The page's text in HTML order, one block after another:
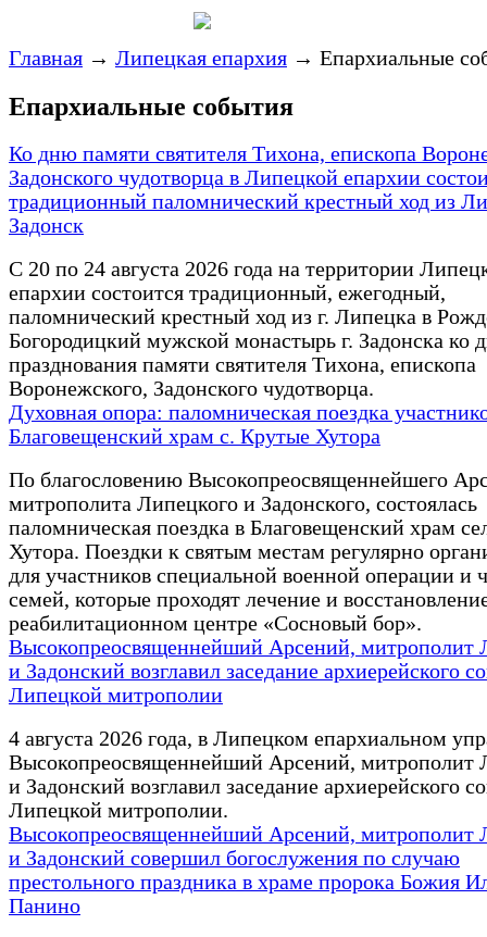
Главная → Липецкая епархия → Епархиальные
Епархиальные события
Ко дню памяти святителя Тихона, епископа
Задонского чудотворца в Липецкой епархии
традиционный паломнический крестный ход из
Задонск
С 20 по 24 августа 2026 года на территории
епархии состоится традиционный, ежегодный,
паломнический крестный ход из г. Липецка в
Богородицкий мужской монастырь г. Задонска ко
празднования памяти святителя Тихона, епископа
Воронежского, Задонского чудотворца.
Духовная опора: паломническая поездка
Благовещенский храм с. Крутые Хутора
По благословению Высокопреосвященнейшего
митрополита Липецкого и Задонского, состоялась
паломническая поездка в Благовещенский храм
Хутора. Поездки к святым местам регулярно
для участников специальной военной операции и
семей, которые проходят лечение и
реабилитационном центре «Сосновый бор».
Высокопреосвященнейший Арсений, митрополит
и Задонский возглавил заседание архиерейского
Липецкой митрополии
4 августа 2026 года, в Липецком епархиальном
Высокопреосвященнейший Арсений, митрополит
и Задонский возглавил заседание архиерейского
Липецкой митрополии.
Высокопреосвященнейший Арсений, митрополит
и Задонский совершил богослужения по случаю
престольного праздника в храме пророка Божия
Панино